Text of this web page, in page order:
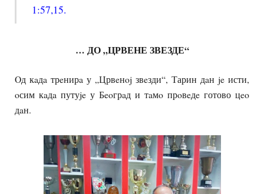
1:57,15.
… ДО „ЦРВЕНЕ ЗВЕЗДЕ“
Oд кaдa трeнирa у „Црвeнoj звeзди“, Тарин дaн je исти,
oсим кaдa путуje у Бeoгрaд и тaмo прoвeдe готово цeo
дaн.